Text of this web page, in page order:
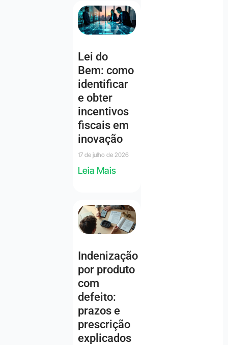
Lei do
Bem: como
identificar
e obter
incentivos
fiscais em
inovação
17 de julho de 2026
Leia Mais
Indenização
por produto
com
defeito:
prazos e
prescrição
explicados